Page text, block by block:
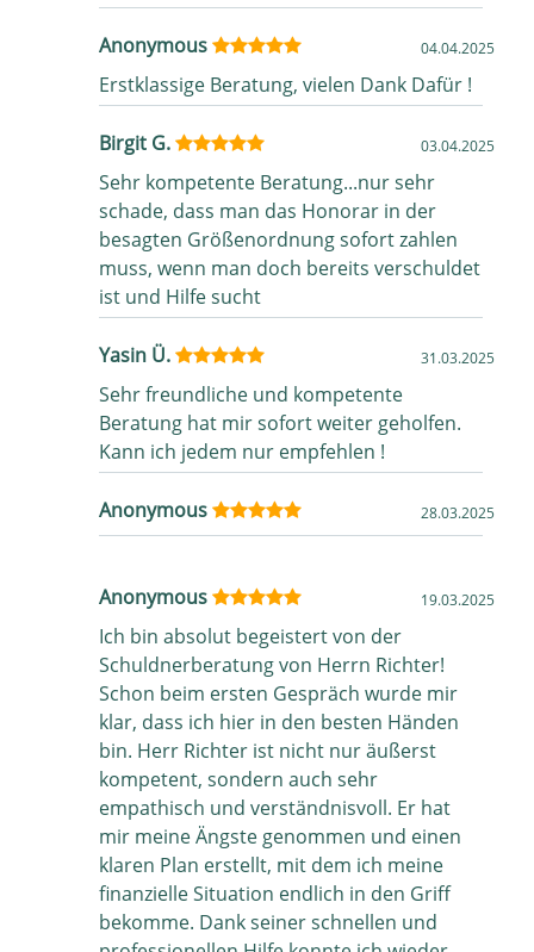
Anonymous 04.04.2025
Erstklassige Beratung, vielen Dank Dafür !
Birgit G. 03.04.2025
Sehr kompetente Beratung...nur sehr
schade, dass man das Honorar in der
besagten Größenordnung sofort zahlen
muss, wenn man doch bereits verschuldet
ist und Hilfe sucht
Yasin Ü. 31.03.2025
Sehr freundliche und kompetente
Beratung hat mir sofort weiter geholfen.
Kann ich jedem nur empfehlen !
Anonymous 28.03.2025
Anonymous 19.03.2025
Ich bin absolut begeistert von der
Schuldnerberatung von Herrn Richter!
Schon beim ersten Gespräch wurde mir
klar, dass ich hier in den besten Händen
bin. Herr Richter ist nicht nur äußerst
kompetent, sondern auch sehr
empathisch und verständnisvoll. Er hat
mir meine Ängste genommen und einen
klaren Plan erstellt, mit dem ich meine
finanzielle Situation endlich in den Griff
bekomme. Dank seiner schnellen und